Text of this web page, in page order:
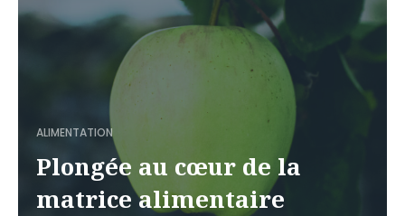
ALIMENTATION
Plongée au cœur de la
matrice alimentaire